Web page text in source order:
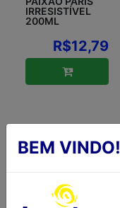
IRRESISTÍVEL
200ML
R$12,79
BEM VINDO!